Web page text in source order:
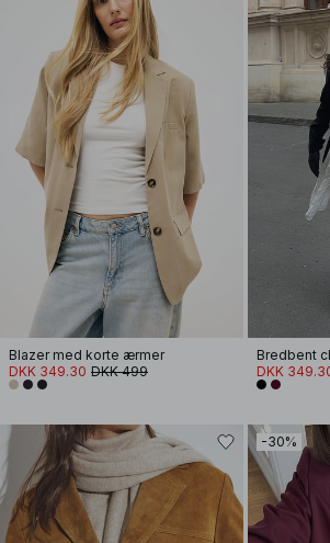
Blazer med korte ærmer
DKK 349.30 DKK 499
DKK
-30%